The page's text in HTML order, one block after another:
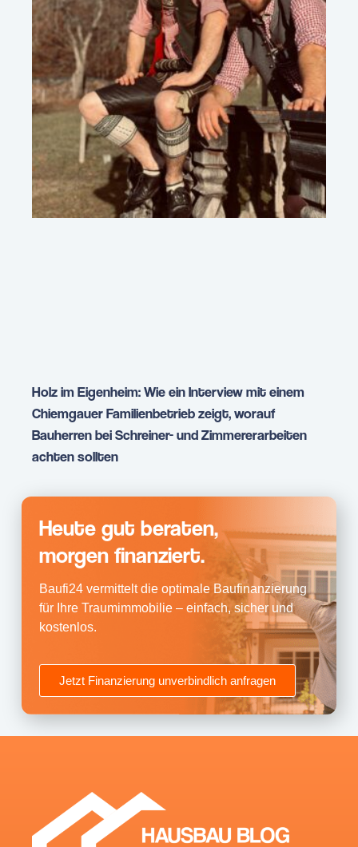
Holz im Eigenheim: Wie ein Interview mit einem
Chiemgauer Familienbetrieb zeigt, worauf
Bauherren bei Schreiner- und Zimmererarbeiten
achten sollten
Heute gut beraten,
morgen finanziert.
Baufi24 vermittelt die optimale Baufinanzierung
für Ihre Traumimmobilie – einfach, sicher und
kostenlos.
Jetzt Finanzierung unverbindlich anfragen